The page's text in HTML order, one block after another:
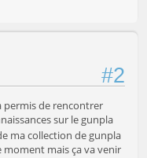
#2
permis de rencontrer
sur le gunpla
ma collection de gunpla
mais ça va venir